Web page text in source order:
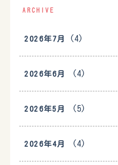
ARCHIVE
2026年7月 (4)
2026年6月 (4)
2026年5月 (5)
2026年4月 (4)